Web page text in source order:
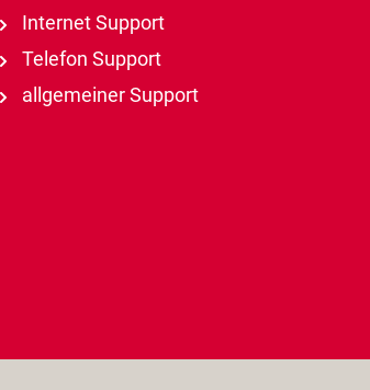
Internet Support
Telefon Support
allgemeiner Support